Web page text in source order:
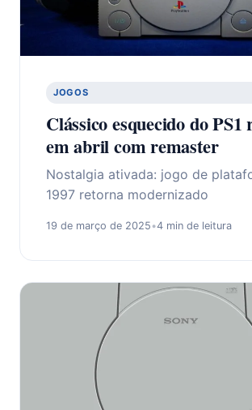
JOGOS
Clássico esquecido do
em abril com remaster
Nostalgia ativada: jogo de
1997 retorna modernizado
19 de março de 2025•4 min de leitura